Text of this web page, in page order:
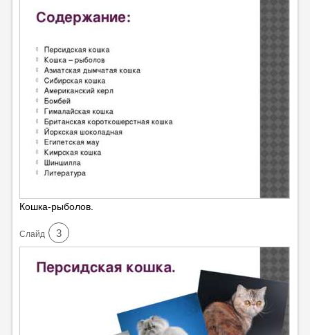
Кошка-рыболов.
Cлайд 3